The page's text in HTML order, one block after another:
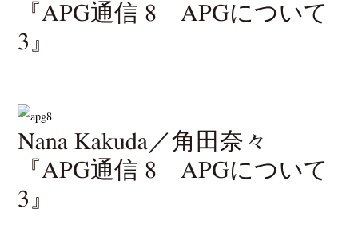
『APG通信 8 APGについて
3』
Nana Kakuda／角田奈々
『APG通信 8 APGについて
3』